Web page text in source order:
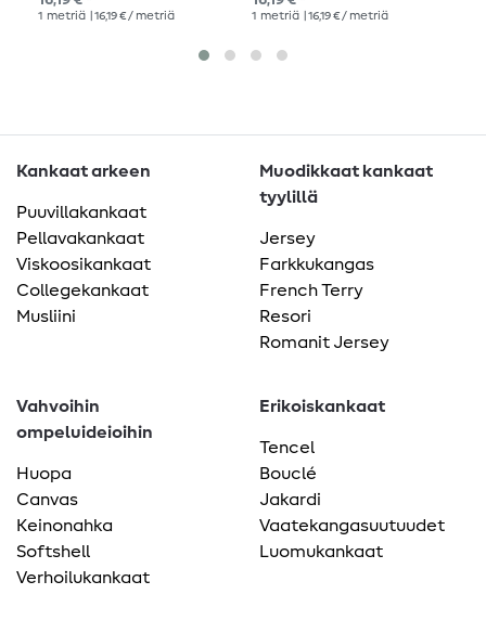
1 metriä | 16,19 € / metriä 1 metriä | 16,19 € / metriä
Kankaat arkeen
Puuvillakankaat
Pellavakankaat
Viskoosikankaat
Collegekankaat
Musliini
Muodikkaat kankaat
tyylillä
Jersey
Farkkukangas
French Terry
Resori
Romanit Jersey
Vahvoihin
ompeluideioihin
Huopa
Canvas
Keinonahka
Softshell
Verhoilukankaat
Erikoiskankaat
Tencel
Bouclé
Jakardi
Vaatekangasuutuudet
Luomukankaat